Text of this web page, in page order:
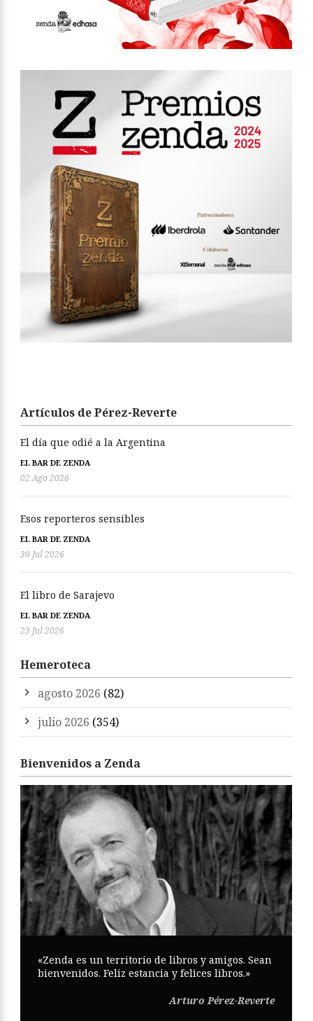
Artículos de Pérez-Reverte
El día que odié a la Argentina
EL BAR DE ZENDA
02 Ago 2026
Esos reporteros sensibles
EL BAR DE ZENDA
30 Jul 2026
El libro de Sarajevo
EL BAR DE ZENDA
23 Jul 2026
Hemeroteca
agosto 2026 (82)
julio 2026 (354)
Bienvenidos a Zenda
«Zenda es un territorio de libros y amigos. Sean
bienvenidos. Feliz estancia y felices libros.»
Arturo Pérez-Reverte